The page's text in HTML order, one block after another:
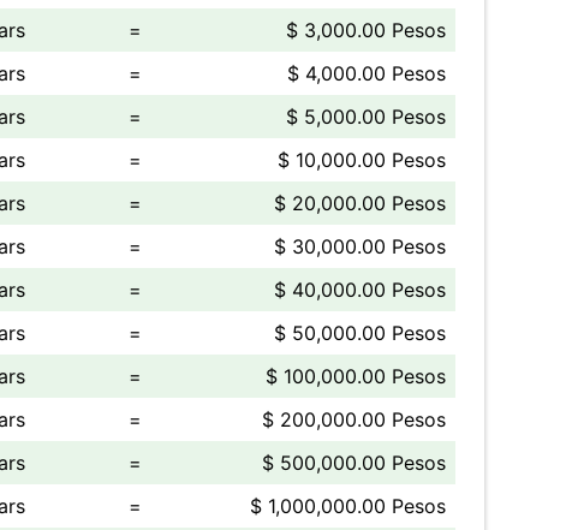
=
$ 3,000.00 Pesos
=
$ 4,000.00 Pesos
=
$ 5,000.00 Pesos
=
$ 10,000.00 Pesos
=
$ 20,000.00 Pesos
=
$ 30,000.00 Pesos
=
$ 40,000.00 Pesos
=
$ 50,000.00 Pesos
=
$ 100,000.00 Pesos
=
$ 200,000.00 Pesos
=
$ 500,000.00 Pesos
= $ 1,000,000.00 Pesos